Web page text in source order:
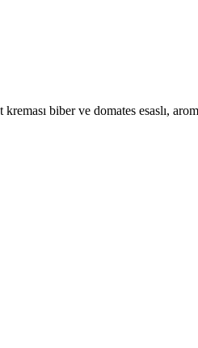
biber ve domates esaslı,